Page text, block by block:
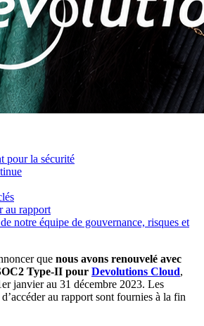
pour la sécurité
au rapport
notre équipe de gouvernance, risques et
que nous avons renouvelé avec
Type-II pour Devolutions Cloud,
janvier au 31 décembre 2023. Les
au rapport sont fournies à la fin